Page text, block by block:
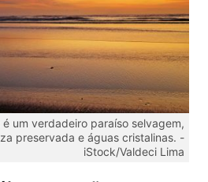
um verdadeiro paraíso selvagem,
preservada e águas cristalinas. -
iStock/Valdeci Lima